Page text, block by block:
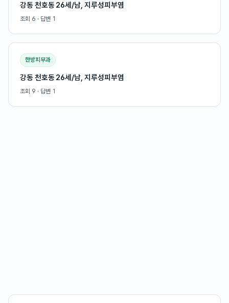
강동 천호동 26세/남, 지루성피부염
조회 6 · 답변 1
한방피부과
강동 천호동 26세/남, 지루성피부염
조회 9 · 답변 1